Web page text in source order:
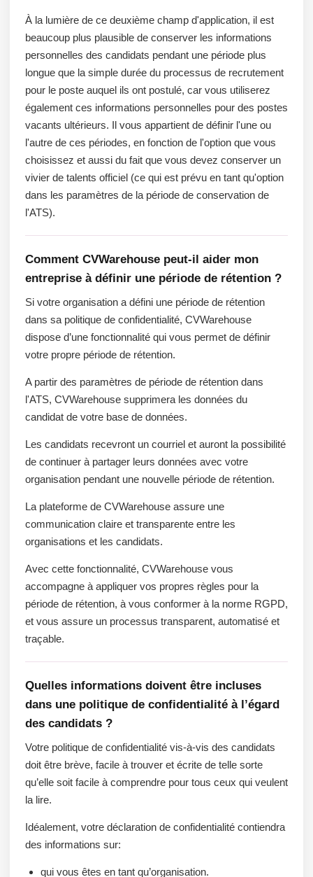
À la lumière de ce deuxième champ d'application, il est
beaucoup plus plausible de conserver les informations
personnelles des candidats pendant une période plus
longue que la simple durée du processus de recrutement
pour le poste auquel ils ont postulé, car vous utiliserez
également ces informations personnelles pour des postes
vacants ultérieurs. Il vous appartient de définir l'une ou
l'autre de ces périodes, en fonction de l'option que vous
choisissez et aussi du fait que vous devez conserver un
vivier de talents officiel (ce qui est prévu en tant qu'option
dans les paramètres de la période de conservation de
l'ATS).
Comment CVWarehouse peut-il aider mon
entreprise à définir une période de rétention ?
Si votre organisation a défini une période de rétention
dans sa politique de confidentialité, CVWarehouse
dispose d’une fonctionnalité qui vous permet de définir
votre propre période de rétention.
A partir des paramètres de période de rétention dans
l'ATS, CVWarehouse supprimera les données du
candidat de votre base de données.
Les candidats recevront un courriel et auront la possibilité
de continuer à partager leurs données avec votre
organisation pendant une nouvelle période de rétention.
La plateforme de CVWarehouse assure une
communication claire et transparente entre les
organisations et les candidats.
Avec cette fonctionnalité, CVWarehouse vous
accompagne à appliquer vos propres règles pour la
période de rétention, à vous conformer à la norme RGPD,
et vous assure un processus transparent, automatisé et
traçable.
Quelles informations doivent être incluses
dans une politique de confidentialité à l’égard
des candidats ?
Votre politique de confidentialité vis-à-vis des candidats
doit être brève, facile à trouver et écrite de telle sorte
qu’elle soit facile à comprendre pour tous ceux qui veulent
la lire.
Idéalement, votre déclaration de confidentialité contiendra
des informations sur:
qui vous êtes en tant qu’organisation.